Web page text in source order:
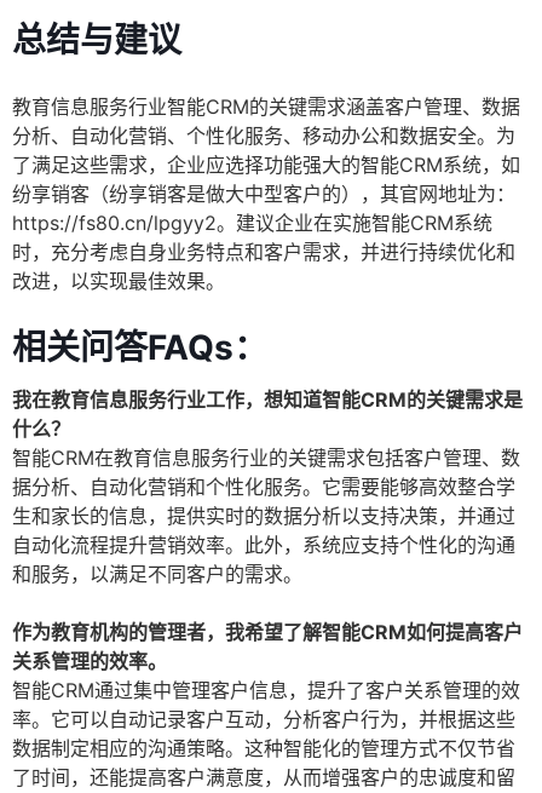
总结与建议
教育信息服务行业智能CRM的关键需求涵盖客户管理、数据
分析、自动化营销、个性化服务、移动办公和数据安全。为
了满足这些需求，企业应选择功能强大的智能CRM系统，如
纷享销客（纷享销客是做大中型客户的），其官网地址为：
https://fs80.cn/lpgyy2。建议企业在实施智能CRM系统
时，充分考虑自身业务特点和客户需求，并进行持续优化和
改进，以实现最佳效果。
相关问答FAQs：
我在教育信息服务行业工作，想知道智能CRM的关键需求是
什么？
智能CRM在教育信息服务行业的关键需求包括客户管理、数
据分析、自动化营销和个性化服务。它需要能够高效整合学
生和家长的信息，提供实时的数据分析以支持决策，并通过
自动化流程提升营销效率。此外，系统应支持个性化的沟通
和服务，以满足不同客户的需求。
作为教育机构的管理者，我希望了解智能CRM如何提高客户
关系管理的效率。
智能CRM通过集中管理客户信息，提升了客户关系管理的效
率。它可以自动记录客户互动，分析客户行为，并根据这些
数据制定相应的沟通策略。这种智能化的管理方式不仅节省
了时间，还能提高客户满意度，从而增强客户的忠诚度和留